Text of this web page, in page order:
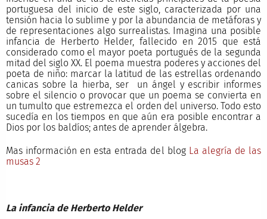
portuguesa del inicio de este siglo, caracterizada por una
tensión hacia lo sublime y por la abundancia de metáforas y
de representaciones algo surrealistas. Imagina una posible
infancia de Herberto Helder, fallecido en 2015 que está
considerado como el mayor poeta portugués de la segunda
mitad del siglo XX. El poema muestra poderes y acciones del
poeta de niño: marcar la latitud de las estrellas ordenando
canicas sobre la hierba, ser un ángel y escribir informes
sobre el silencio o provocar que un poema se convierta en
un tumulto que estremezca el orden del universo. Todo esto
sucedía en los tiempos en que aún era posible encontrar a
Dios por los baldíos; antes de aprender álgebra.
Mas información en esta entrada del blog La alegría de las
musas 2
La infancia de Herberto Helder